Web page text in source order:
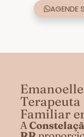
AGENDE
Terapeuta
Familiar
A